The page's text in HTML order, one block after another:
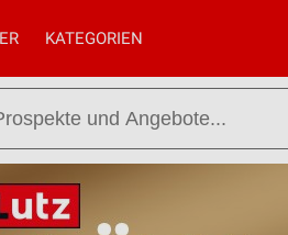
KATEGORIEN